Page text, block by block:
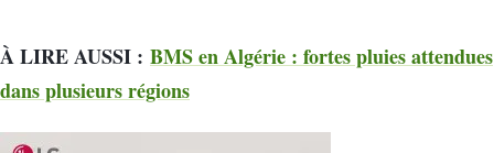
À LIRE AUSSI : BMS en Algérie : fortes pluies attendues
dans plusieurs régions